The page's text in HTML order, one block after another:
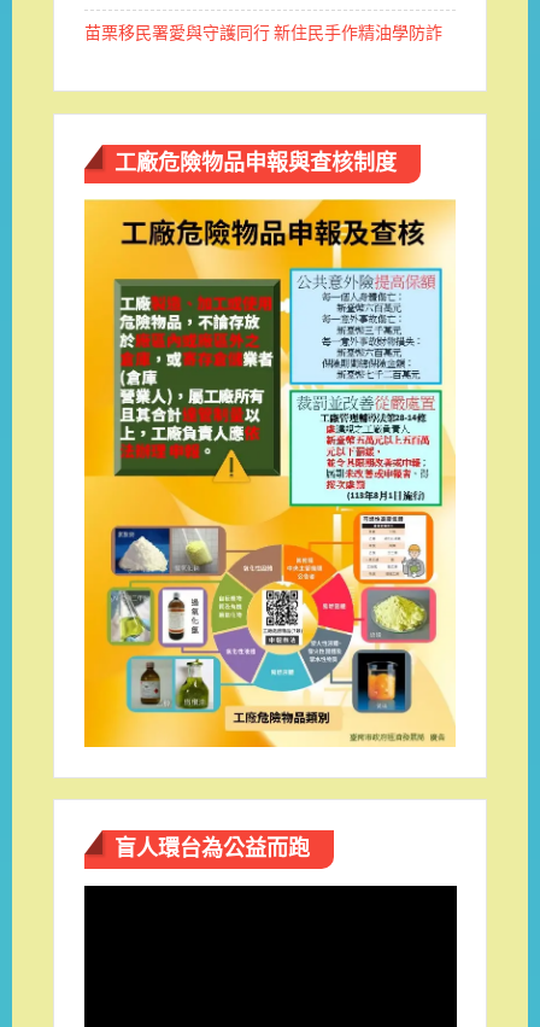
苗栗移民署愛與守護同行 新住民手作精油學防詐
工廠危險物品申報與查核制度
盲人環台​為公益而跑